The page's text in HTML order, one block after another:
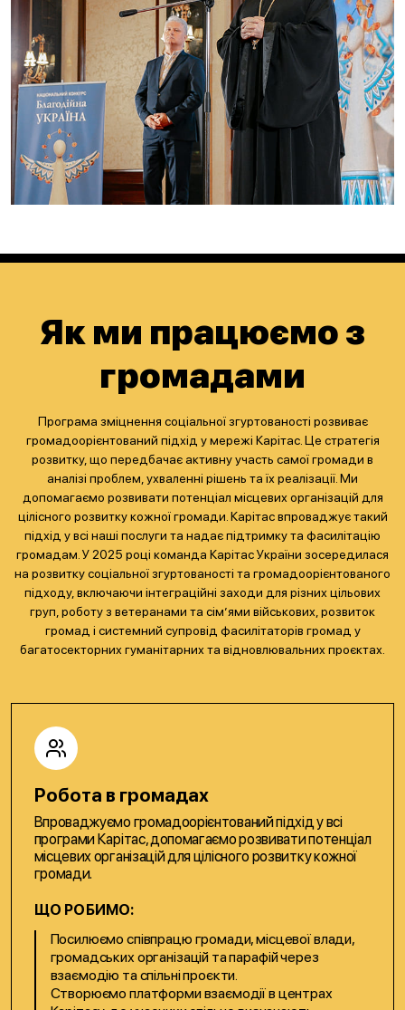
Як ми працюємо з
громадами
Програма зміцнення соціальної згуртованості розвиває
громадоорієнтований підхід у мережі Карітас. Це стратегія
розвитку, що передбачає активну участь самої громади в
аналізі проблем, ухваленні рішень та їх реалізації. Ми
допомагаємо розвивати потенціал місцевих організацій для
цілісного розвитку кожної громади. Карітас впроваджує такий
підхід у всі наші послуги та надає підтримку та фасилітацію
громадам. У 2025 році команда Карітас України зосередилася
на розвитку соціальної згуртованості та громадоорієнтованого
підходу, включаючи інтеграційні заходи для різних цільових
груп, роботу з ветеранами та сім’ями військових, розвиток
громад і системний супровід фасилітаторів громад у
багатосекторних гуманітарних та відновлювальних проєктах.
Робота в громадах
Впроваджуємо громадоорієнтований підхід у всі
програми Карітас, допомагаємо розвивати потенціал
місцевих організацій для цілісного розвитку кожної
громади.
ЩО РОБИМО:
Посилюємо співпрацю громади, місцевої влади,
громадських організацій та парафій через
взаємодію та спільні проєкти.
Створюємо платформи взаємодії в центрах